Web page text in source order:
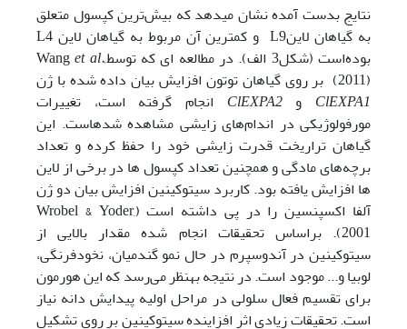
نتایج بدست آمده نشان می­دهد که بیش‌ترین کپسول متعلق
به گیاهان لاینL9 و کم­ترین آن مربوط به گیاهان لاین L4
بوده‌است (شکل3 الف). در مطالعه ای که توسطWang
et al.,
(2011) بر روی گیاهان توتون افزایش بیان داده شده با ژن
ClEXPA1 وClEXPA2 انجام گرفته است، تغییرات
مورفولوژیکی در اندام‌های زایشی مشاهده شده­است. این
گیاهان تراریخت قدرت زایشی خود را حفظ کرده و تعداد
برچه‌های مادگی و همچنین تعداد کپسول ها در برخی از لاین
ها افزایش یافته بود. کاربرد سیتوکینین افزایش بیان دو ژن
آلفا اکسپنسین را در پی داشته است (Wrobel & Yoder,
2001). براساس تحقیقات انجام شده مقدار بالایی از
سیتوکینین در آندوسپرم در حال نمو گندمیان، نخودفرنگی،
لوبیا و­... موجود است. در نتیجه به­نظر می‌رسد که این هورمون
برای تقسیم فعال سلولی در مراحل اولیه پیدایش دانه نیاز
است. تحقیقات زیادی اثر افزاینده سیتوکینین بر روی تشکیل